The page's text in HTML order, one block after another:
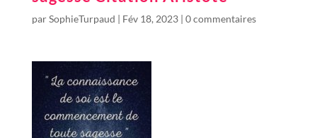
parSophieTurpaud | Fév 18, 2023| 0 commentaires